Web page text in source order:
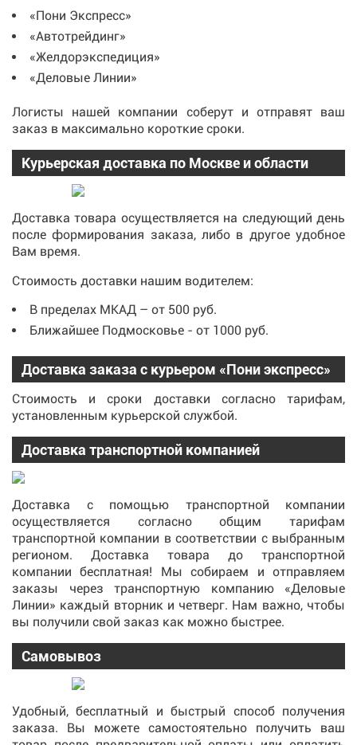
«Пони Экспресс»
«Автотрейдинг»
«Желдорэкспедиция»
«Деловые Линии»
Логисты нашей компании соберут и отправят ваш
заказ в максимально короткие сроки.
Курьерская доставка по Москве и области
Доставка товара осуществляется на следующий день
после формирования заказа, либо в другое удобное
Вам время.
Стоимость доставки нашим водителем:
В пределах МКАД – от 500 руб.
Ближайшее Подмосковье - от 1000 руб.
Доставка заказа с курьером «Пони экспресс»
Стоимость и сроки доставки согласно тарифам,
установленным курьерской службой.
Доставка транспортной компанией
Доставка с помощью транспортной компании
осуществляется согласно общим тарифам
транспортной компании в соответствии с выбранным
регионом. Доставка товара до транспортной
компании бесплатная! Мы собираем и отправляем
заказы через транспортную компанию «Деловые
Линии» каждый вторник и четверг. Нам важно, чтобы
вы получили свой заказ как можно быстрее.
Самовывоз
Удобный, бесплатный и быстрый способ получения
заказа. Вы можете самостоятельно получить ваш